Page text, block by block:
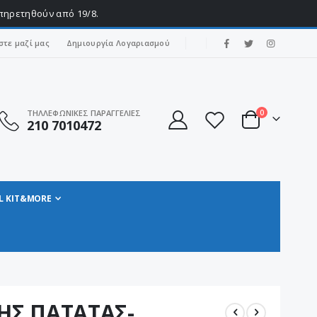
από 19/8.
μαζί μας Δημιουργία Λογαριασμού
ΤΗΛΛΕΦΩΝΙΚΕΣ ΠΑΡΑΓΓΕΛΙΕΣ
210 7010472 Cart
0στοιχεία
KIT&MORE